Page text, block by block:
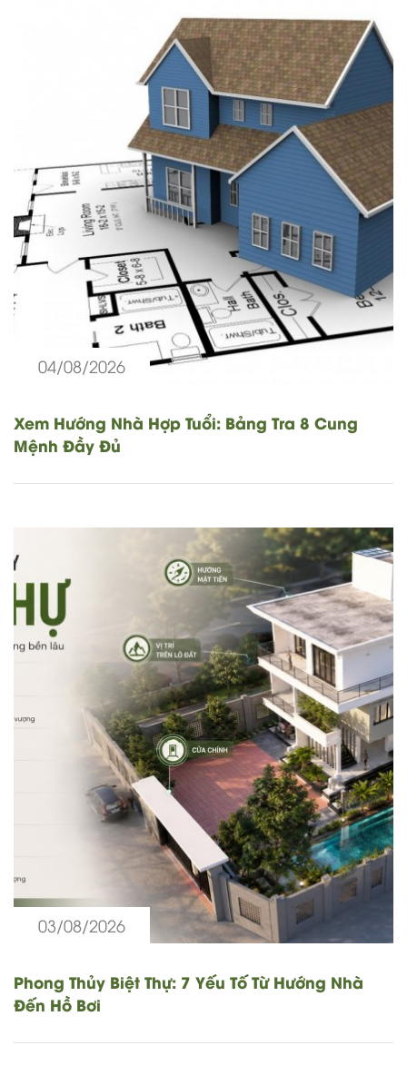
04/08/2026
Xem Hướng Nhà Hợp Tuổi: Bảng Tra 8 Cung
Mệnh Đầy Đủ
03/08/2026
Phong Thủy Biệt Thự: 7 Yếu Tố Từ Hướng Nhà
Đến Hồ Bơi